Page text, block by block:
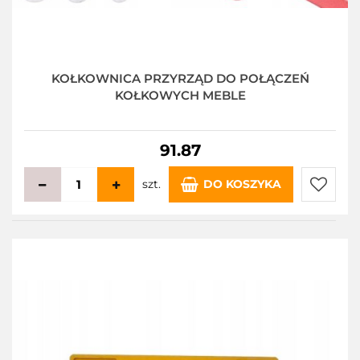
KOŁKOWNICA PRZYRZĄD DO POŁĄCZEŃ
KOŁKOWYCH MEBLE
91.87
szt. DO KOSZYKA
Do